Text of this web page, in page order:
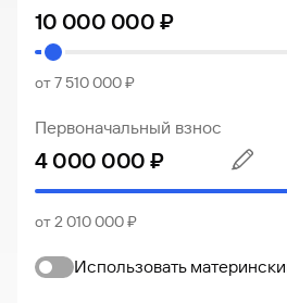
от 7 510 000 ₽
Первоначальный взнос
от 2 010 000 ₽
Использовать